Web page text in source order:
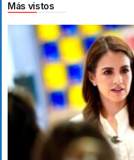
Más vistos